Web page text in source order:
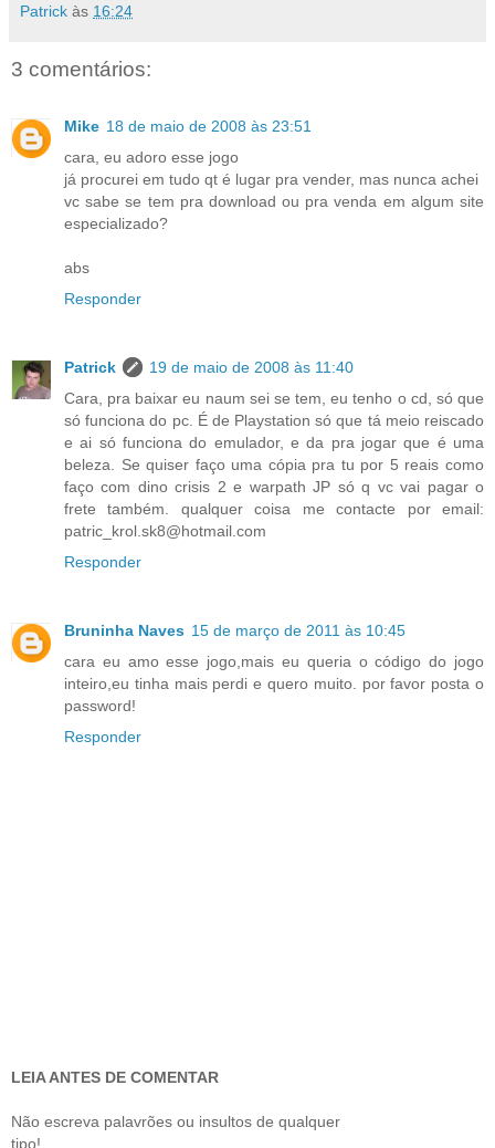
Patrick às 16:24
3 comentários:
Mike 18 de maio de 2008 às 23:51
cara, eu adoro esse jogo
já procurei em tudo qt é lugar pra vender, mas nunca achei
vc sabe se tem pra download ou pra venda em algum site
especializado?
abs
Responder
Patrick
19 de maio de 2008 às 11:40
Cara, pra baixar eu naum sei se tem, eu tenho o cd, só que
só funciona do pc. É de Playstation só que tá meio reiscado
e ai só funciona do emulador, e da pra jogar que é uma
beleza. Se quiser faço uma cópia pra tu por 5 reais como
faço com dino crisis 2 e warpath JP só q vc vai pagar o
frete também. qualquer coisa me contacte por email:
patric_krol.sk8@hotmail.com
Responder
Bruninha Naves 15 de março de 2011 às 10:45
cara eu amo esse jogo,mais eu queria o código do jogo
inteiro,eu tinha mais perdi e quero muito. por favor posta o
password!
Responder
LEIA ANTES DE COMENTAR
Não escreva palavrões ou insultos de qualquer
tipo!